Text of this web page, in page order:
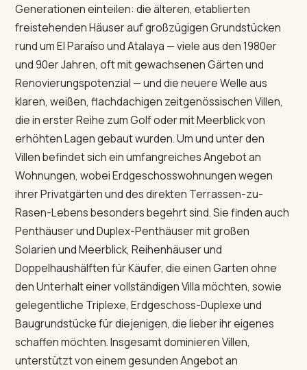
Generationen einteilen: die älteren, etablierten
freistehenden Häuser auf großzügigen Grundstücken
rund um El Paraíso und Atalaya — viele aus den 1980er
und 90er Jahren, oft mit gewachsenen Gärten und
Renovierungspotenzial — und die neuere Welle aus
klaren, weißen, flachdachigen zeitgenössischen Villen,
die in erster Reihe zum Golf oder mit Meerblick von
erhöhten Lagen gebaut wurden. Um und unter den
Villen befindet sich ein umfangreiches Angebot an
Wohnungen, wobei Erdgeschosswohnungen wegen
ihrer Privatgärten und des direkten Terrassen-zu-
Rasen-Lebens besonders begehrt sind. Sie finden auch
Penthäuser und Duplex-Penthäuser mit großen
Solarien und Meerblick, Reihenhäuser und
Doppelhaushälften für Käufer, die einen Garten ohne
den Unterhalt einer vollständigen Villa möchten, sowie
gelegentliche Triplexe, Erdgeschoss-Duplexe und
Baugrundstücke für diejenigen, die lieber ihr eigenes
schaffen möchten. Insgesamt dominieren Villen,
unterstützt von einem gesunden Angebot an